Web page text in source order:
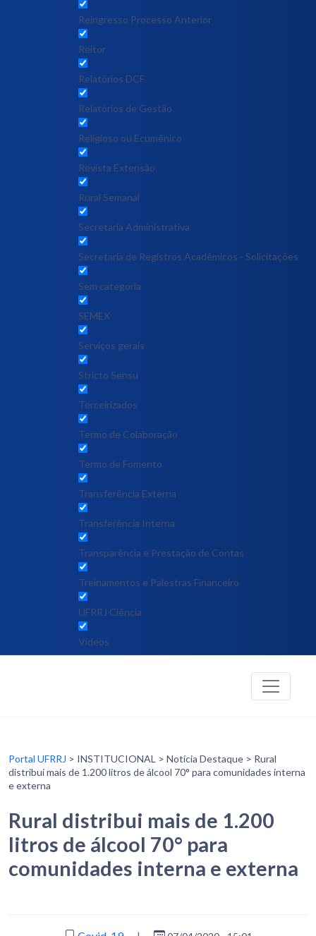
Reingresso Processo Anterior
Reitor
Relatórios DCF
Relatórios de Gestão
Religioso ou Ecumênico
Revista Extensão
Rural Semanal
Secretaria Administrativa
Secretaria de Registros Acadêmicos - Solicitações
Sem categoria
SEMEX
Serviços gerais
Stricto Sensu
Terceirizados
Termo de Colaboração
Termo de Fomento
Transferência Externa
Transferência Interna
Transparência e Prestação de Contas
Treinamentos e Palestras Financeiro
UFRRJ Ciência
Vídeos
Portal UFRRJ > INSTITUCIONAL > Notícia Destaque > Rural
distribui mais de 1.200 litros de álcool 70° para comunidades interna
e externa
Rural distribui mais de 1.200
litros de álcool 70° para
comunidades interna e externa